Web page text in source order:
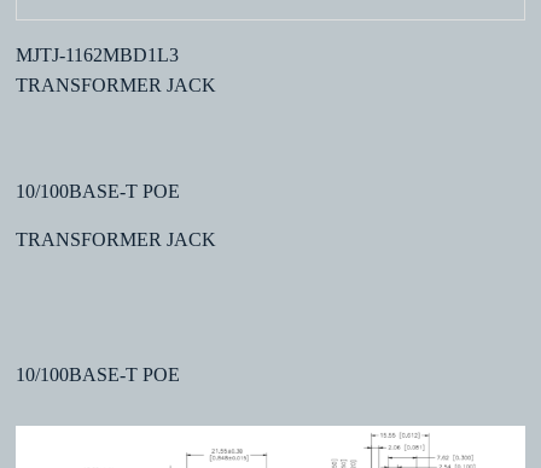
MJTJ-1162MBD1L3
TRANSFORMER JACK
10/100BASE-T POE
TRANSFORMER JACK
10/100BASE-T POE